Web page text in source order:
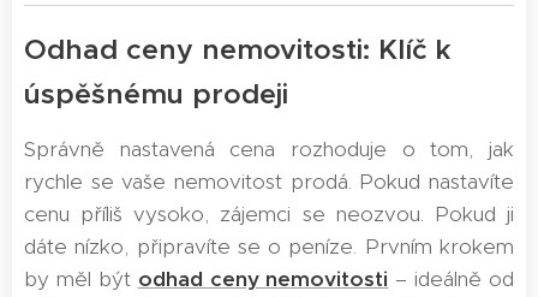
Odhad ceny nemovitosti: Klíč k
úspěšnému prodeji
Správně nastavená cena rozhoduje o tom, jak
rychle se vaše nemovitost prodá. Pokud nastavíte
cenu příliš vysoko, zájemci se neozvou. Pokud ji
dáte nízko, připravíte se o peníze. Prvním krokem
by měl být odhad ceny nemovitosti – ideálně od